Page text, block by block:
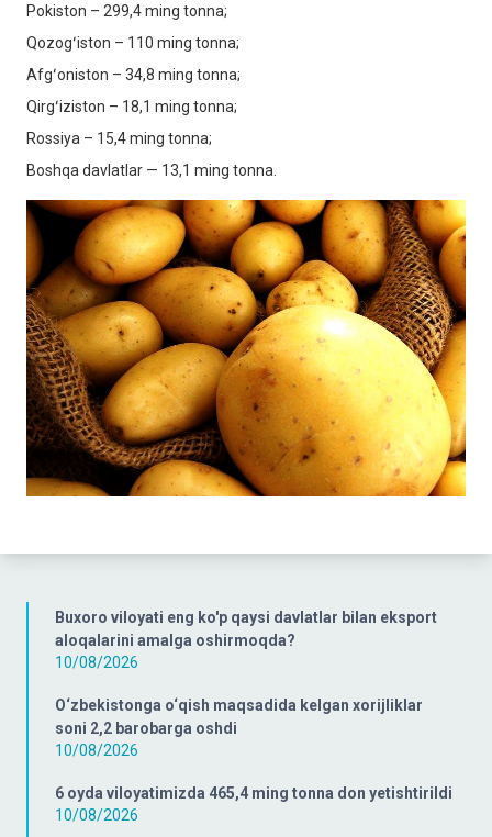
Buxoro viloyati eng ko'p qaysi davlatlar bilan eksport
aloqalarini amalga oshirmoqda?
10/08/2026
O‘zbekistonga o‘qish maqsadida kelgan xorijliklar
soni 2,2 barobarga oshdi
10/08/2026
6 oyda viloyatimizda 465,4 ming tonna don yetishtirildi
10/08/2026
Pokiston – 299,4 ming tonna;
Qozogʻiston – 110 ming tonna;
Afgʻoniston – 34,8 ming tonna;
Qirgʻiziston – 18,1 ming tonna;
Rossiya – 15,4 ming tonna;
Boshqa davlatlar — 13,1 ming tonna.